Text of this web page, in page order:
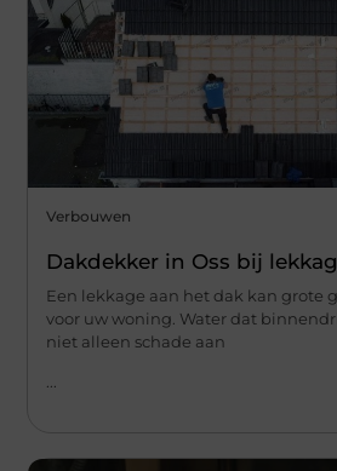
Verbouwen
Dakdekker in Oss bij
Een lekkage aan het dak kan grote
voor uw woning. Water dat
niet alleen schade aan
...